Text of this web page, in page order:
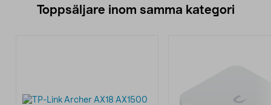
Toppsäljare inom samma kategori